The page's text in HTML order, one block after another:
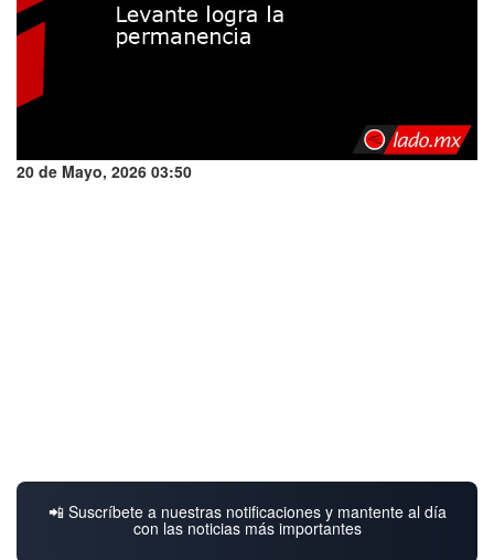
20 de Mayo, 2026 03:50
📲 Suscríbete a nuestras notificaciones y mantente al día
con las noticias más importantes